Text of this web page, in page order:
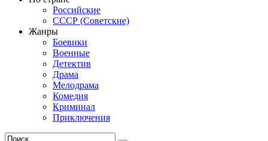
Российские
СССР (Советские)
Жанры
Боевики
Военные
Детектив
Драма
Мелодрама
Комедия
Криминал
Приключения